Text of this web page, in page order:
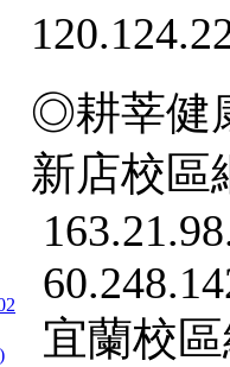
◎耕莘健
新店校區
宜蘭校